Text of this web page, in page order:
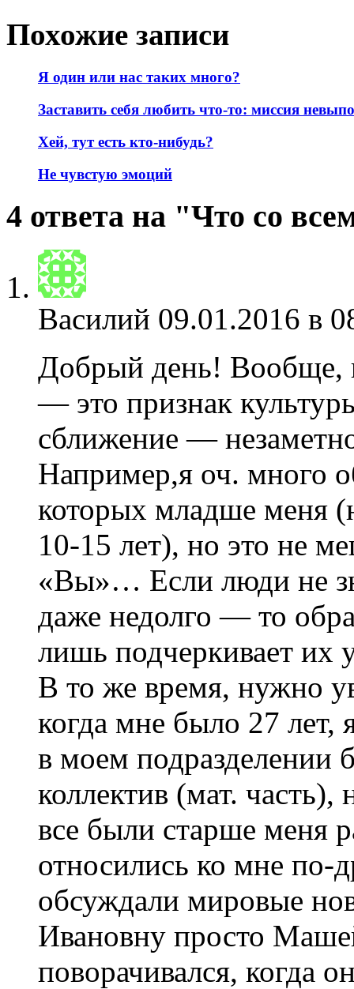
Похожие записи
Я один или нас таких много?
Заставить себя любить что-то: миссия
Хей, тут есть кто-нибудь?
Не чувстую эмоций
4 ответа на "Что со
Василий 09.01.2016 в
Добрый день! Вообще,
— это признак
сближение —
Например,я оч. много
которых младше меня
10-15 лет), но это не
«Вы»… Если люди не
даже недолго — то
лишь подчеркивает их
В то же время, нужно
когда мне было 27 лет,
в моем подразделении
коллектив (мат.
все были старше меня
относились ко мне по-
обсуждали мировые
Ивановну просто
поворачивался, когда